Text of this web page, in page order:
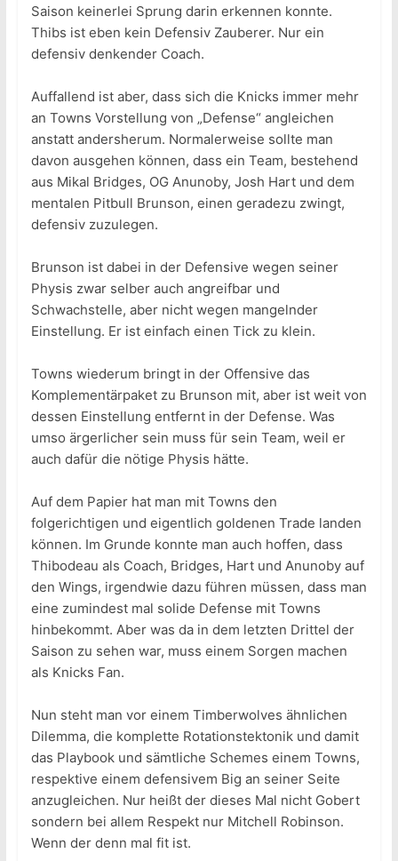
Saison keinerlei Sprung darin erkennen konnte.
Thibs ist eben kein Defensiv Zauberer. Nur ein
defensiv denkender Coach.
Auffallend ist aber, dass sich die Knicks immer mehr
an Towns Vorstellung von „Defense“ angleichen
anstatt andersherum. Normalerweise sollte man
davon ausgehen können, dass ein Team, bestehend
aus Mikal Bridges, OG Anunoby, Josh Hart und dem
mentalen Pitbull Brunson, einen geradezu zwingt,
defensiv zuzulegen.
Brunson ist dabei in der Defensive wegen seiner
Physis zwar selber auch angreifbar und
Schwachstelle, aber nicht wegen mangelnder
Einstellung. Er ist einfach einen Tick zu klein.
Towns wiederum bringt in der Offensive das
Komplementärpaket zu Brunson mit, aber ist weit von
dessen Einstellung entfernt in der Defense. Was
umso ärgerlicher sein muss für sein Team, weil er
auch dafür die nötige Physis hätte.
Auf dem Papier hat man mit Towns den
folgerichtigen und eigentlich goldenen Trade landen
können. Im Grunde konnte man auch hoffen, dass
Thibodeau als Coach, Bridges, Hart und Anunoby auf
den Wings, irgendwie dazu führen müssen, dass man
eine zumindest mal solide Defense mit Towns
hinbekommt. Aber was da in dem letzten Drittel der
Saison zu sehen war, muss einem Sorgen machen
als Knicks Fan.
Nun steht man vor einem Timberwolves ähnlichen
Dilemma, die komplette Rotationstektonik und damit
das Playbook und sämtliche Schemes einem Towns,
respektive einem defensivem Big an seiner Seite
anzugleichen. Nur heißt der dieses Mal nicht Gobert
sondern bei allem Respekt nur Mitchell Robinson.
Wenn der denn mal fit ist.